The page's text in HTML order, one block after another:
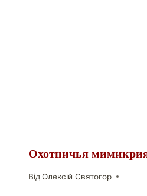
Охотничья
Від Олексій Святогор